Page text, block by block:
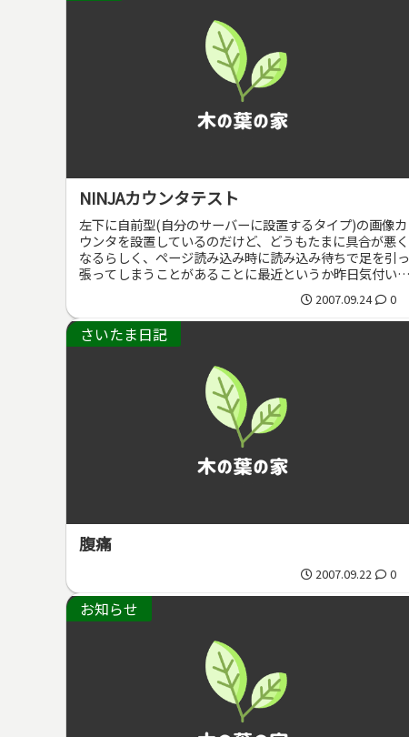
NINJAカウンタテスト
左下に自前型(自分のサーバーに設置するタイプ)の画像カ
ウンタを設置しているのだけど、どうもたまに具合が悪く
なるらしく、ページ読み込み時に読み込み待ちで足を引っ
張ってしまうことがあることに最近というか昨日気付い
2007.09.24 0
さいたま日記
腹痛
2007.09.22 0
お知らせ